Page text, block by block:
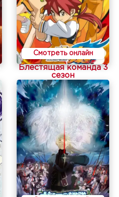
Смотреть онлайн
Блестящая команда 3
сезон